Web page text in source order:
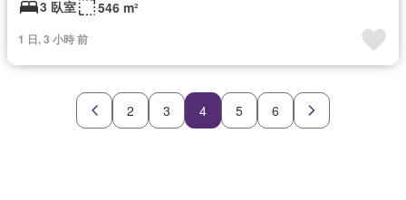
3 臥室 546 m²
1 日, 3 小時 前
2 3 4 5 6